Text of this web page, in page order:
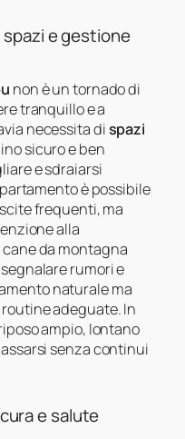
spazi e gestione
non è un tornado di
tranquillo e a
necessita dispazi
sicuro e ben
e sdraiarsi
è possibile
frequenti, ma
alla
da montagna
rumori e
naturale ma
adeguate. In
ampio, lontano
senza continui
e salute